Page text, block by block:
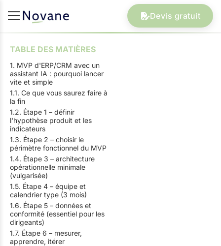
Devis gratuit
TABLE DES MATIÈRES
1. MVP d'ERP/CRM avec un
assistant IA : pourquoi lancer
vite et simple
1.1. Ce que vous saurez faire à
la fin
1.2. Étape 1 – définir
l'hypothèse produit et les
indicateurs
1.3. Étape 2 – choisir le
périmètre fonctionnel du MVP
1.4. Étape 3 – architecture
opérationnelle minimale
(vulgarisée)
1.5. Étape 4 – équipe et
calendrier type (3 mois)
1.6. Étape 5 – données et
conformité (essentiel pour les
dirigeants)
1.7. Étape 6 – mesurer,
apprendre, itérer